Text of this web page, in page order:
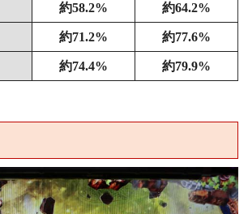
約58.2% 約64.2%
約71.2% 約77.6%
約74.4% 約79.9%